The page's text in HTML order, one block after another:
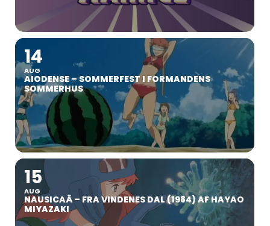
14
AUG
AIODENSE – SOMMERFEST I FORMANDENS
SOMMERHUS
15
AUG
NAUSICAÄ – FRA VINDENES DAL (1984) AF HAYAO
MIYAZAKI